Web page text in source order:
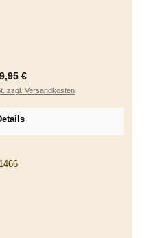
Preis:
€
zzgl. Versandkosten